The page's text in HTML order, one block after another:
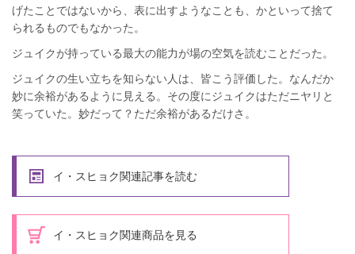
げたことではないから、表に出すようなことも、かといって捨て
られるものでもなかった。
ジュイクが持っている最大の能力が場の空気を読むことだった。
ジュイクの生い立ちを知らない人は、皆こう評価した。なんだか
妙に余裕があるように見える。その度にジュイクはただニヤリと
笑っていた。妙だって？ただ余裕があるだけさ。
イ・スヒョク関連記事を読む
イ・スヒョク関連商品を見る